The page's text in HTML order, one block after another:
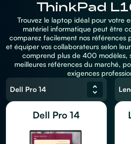
ThinkPad
Trouvez le laptop idéal pour votre
matériel informatique peut être
comparez facilement nos références
et équiper vos collaborateurs selon
comprend plus de 400 modèles,
meilleures références du marché,
exigences
Dell Pro 14
Dell Pro 14